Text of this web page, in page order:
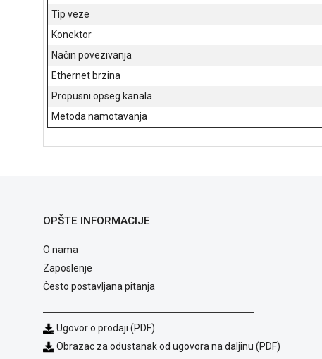
Tip veze
Konektor
Način povezivanja
Ethernet brzina
Propusni opseg kanala
Metoda namotavanja
OPŠTE INFORMACIJE
O nama
Zaposlenje
Često postavljana pitanja
Ugovor o prodaji (PDF)
Obrazac za odustanak od ugovora na daljinu (PDF)